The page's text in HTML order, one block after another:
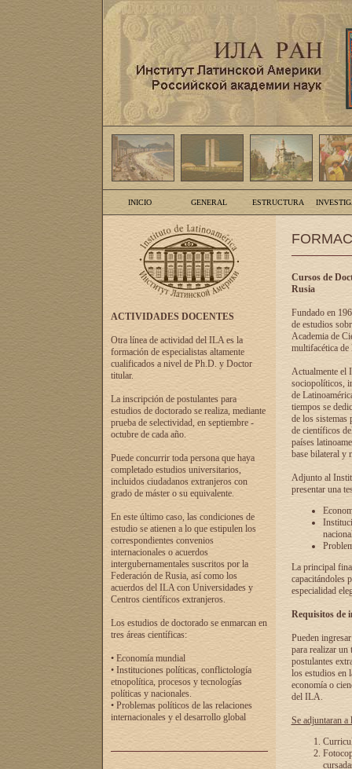
INICIO GENERAL ESTRUCTURA
ACTIVIDADES DOCENTES
Otra línea de actividad del ILA es la
formación de especialistas altamente
cualificados a nivel de Ph.D. y Doctor
titular.
La inscripción de postulantes para
estudios de doctorado se realiza, mediante
prueba de selectividad, en septiembre -
octubre de cada año.
Puede concurrir toda persona que haya
completado estudios universitarios,
incluidos ciudadanos extranjeros con
grado de máster o su equivalente.
En este último caso, las condiciones de
estudio se atienen a lo que estipulen los
correspondientes convenios
internacionales o acuerdos
intergubernamentales suscritos por la
Federación de Rusia, así como los
acuerdos del ILA con Universidades y
Centros científicos extranjeros.
Los estudios de doctorado se enmarcan en
tres áreas científicas:
• Economía mundial
• Instituciones políticas, conflictología
etnopolítica, procesos y tecnologías
políticas y nacionales.
• Problemas políticos de las relaciones
internacionales y el desarrollo global
Cursos de
Rusia
Fundado en
de estudios
Academia de
multifacética de
Actualmente el
sociopolíticos,
de
tiempos se
de los sistemas
de científicos
países
base bilateral y
Adjunto al
presentar una
La principal
capacitándoles
especialidad
Requisitos de
Pueden
para realizar un
postulantes
los estudios en
economía o
del ILA.
Se adjuntaran a